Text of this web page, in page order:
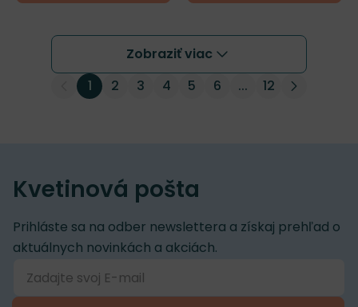
Zobraziť viac
1
2 3 4 5 6 ... 12
Kvetinová pošta
Prihláste sa na odber newslettera a získaj prehľad o
aktuálnych novinkách a akciách.